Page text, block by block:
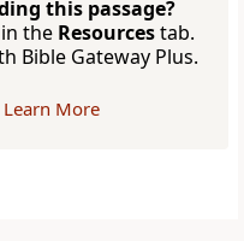
this passage?
the Resourcestab.
Bible Gateway Plus.
Learn More